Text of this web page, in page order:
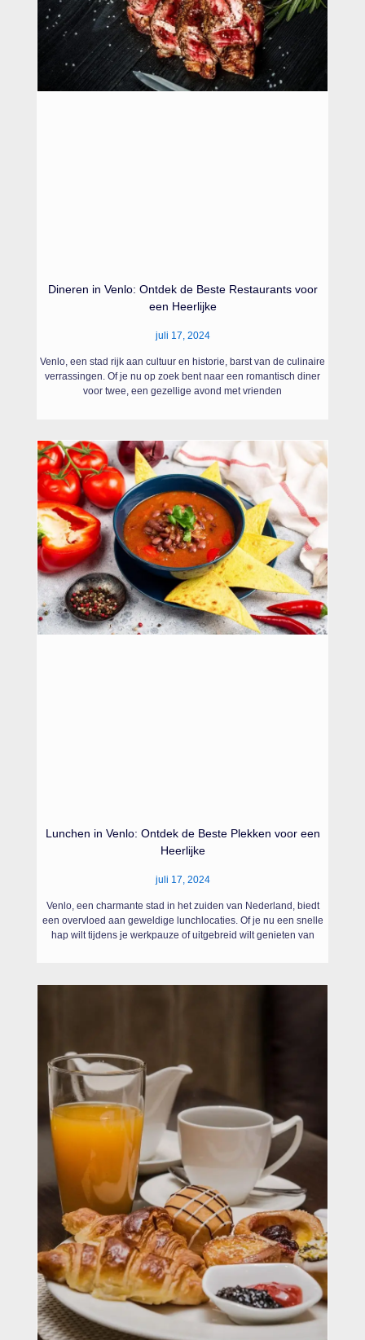
Dineren in Venlo: Ontdek de Beste Restaurants voor
een Heerlijke
juli 17, 2024
Venlo, een stad rijk aan cultuur en historie, barst van de culinaire
verrassingen. Of je nu op zoek bent naar een romantisch diner
voor twee, een gezellige avond met vrienden
Lunchen in Venlo: Ontdek de Beste Plekken voor een
Heerlijke
juli 17, 2024
Venlo, een charmante stad in het zuiden van Nederland, biedt
een overvloed aan geweldige lunchlocaties. Of je nu een snelle
hap wilt tijdens je werkpauze of uitgebreid wilt genieten van